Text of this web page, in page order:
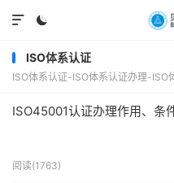


ISO体系认证
ISO体系认证-ISO体系认证办理-ISO
ISO45001认证办理作用、条
阅读(1763)